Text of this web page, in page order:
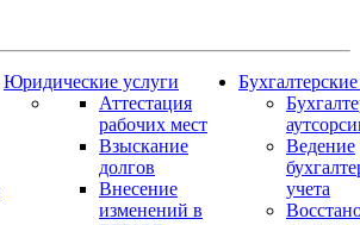
Юридические услуги
Аттестация
рабочих мест
Взыскание
долгов
Внесение
изменений в
Ведение
учета